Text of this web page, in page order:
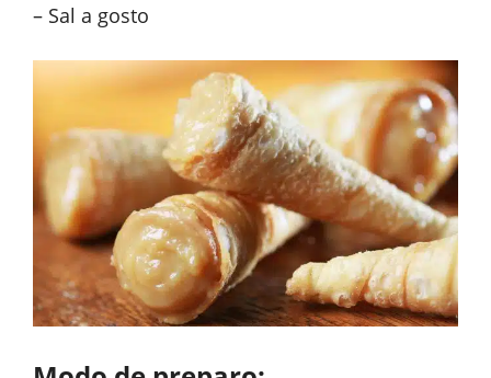
– Sal a gosto